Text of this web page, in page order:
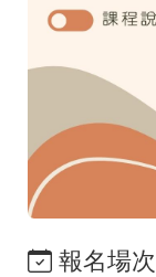
報名場次